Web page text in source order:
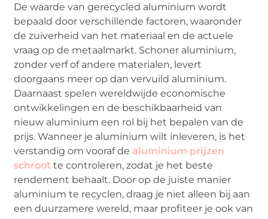
De waarde van gerecycled aluminium wordt
bepaald door verschillende factoren, waaronder
de zuiverheid van het materiaal en de actuele
vraag op de metaalmarkt. Schoner aluminium,
zonder verf of andere materialen, levert
doorgaans meer op dan vervuild aluminium.
Daarnaast spelen wereldwijde economische
ontwikkelingen en de beschikbaarheid van
nieuw aluminium een rol bij het bepalen van de
prijs. Wanneer je aluminium wilt inleveren, is het
verstandig om vooraf dealuminium prijzen
schroot te controleren, zodat je het beste
rendement behaalt. Door op de juiste manier
aluminium te recyclen, draag je niet alleen bij aan
een duurzamere wereld, maar profiteer je ook van